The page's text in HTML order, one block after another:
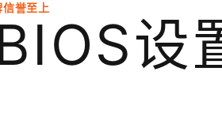
誉至上
设